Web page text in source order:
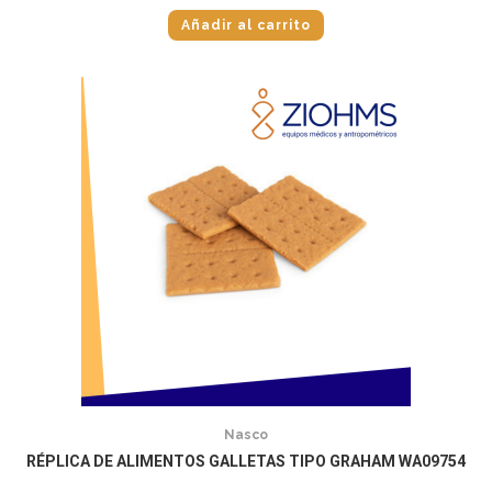
Añadir al carrito
Nasco
RÉPLICA DE ALIMENTOS GALLETAS TIPO GRAHAM WA09754